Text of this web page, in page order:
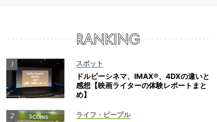
スポット
ドルビーシネマ、IMAX®、4DXの違いと
感想【映画ライターの体験レポートまと
め】
ライフ・ピープル